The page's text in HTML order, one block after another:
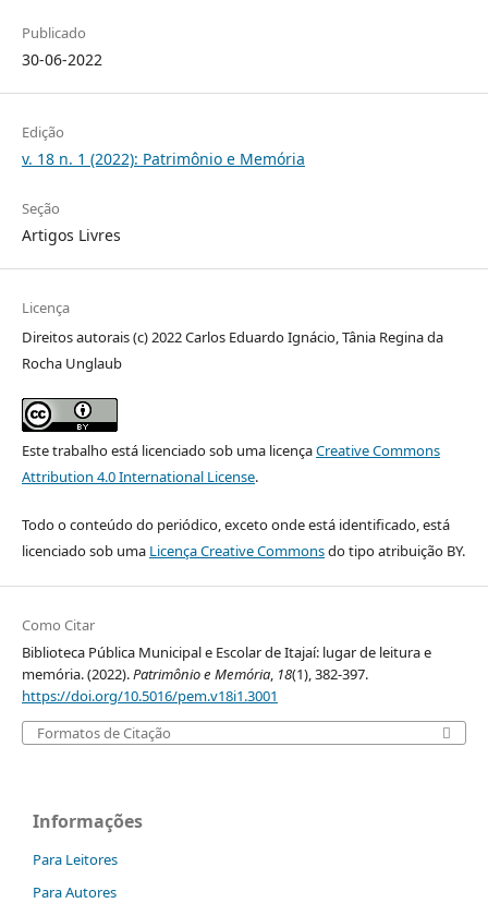
Publicado
30-06-2022
Edição
v. 18 n. 1 (2022): Patrimônio e Memória
Seção
Artigos Livres
Licença
Direitos autorais (c) 2022 Carlos Eduardo Ignácio, Tânia Regina da
Rocha Unglaub
Este trabalho está licenciado sob uma licençaCreative Commons
Attribution 4.0 International License.
Todo o conteúdo do periódico, exceto onde está identificado, está
licenciado sob uma Licença Creative Commonsdo tipo atribuição BY.
Como Citar
Biblioteca Pública Municipal e Escolar de Itajaí: lugar de leitura e
memória. (2022).Patrimônio e Memória, 18(1), 382-397.
https://doi.org/10.5016/pem.v18i1.3001
Formatos de Citação
Informações
Para Leitores
Para Autores